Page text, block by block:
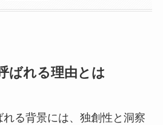
ばれる理由とは
る背景には、独創性と洞察